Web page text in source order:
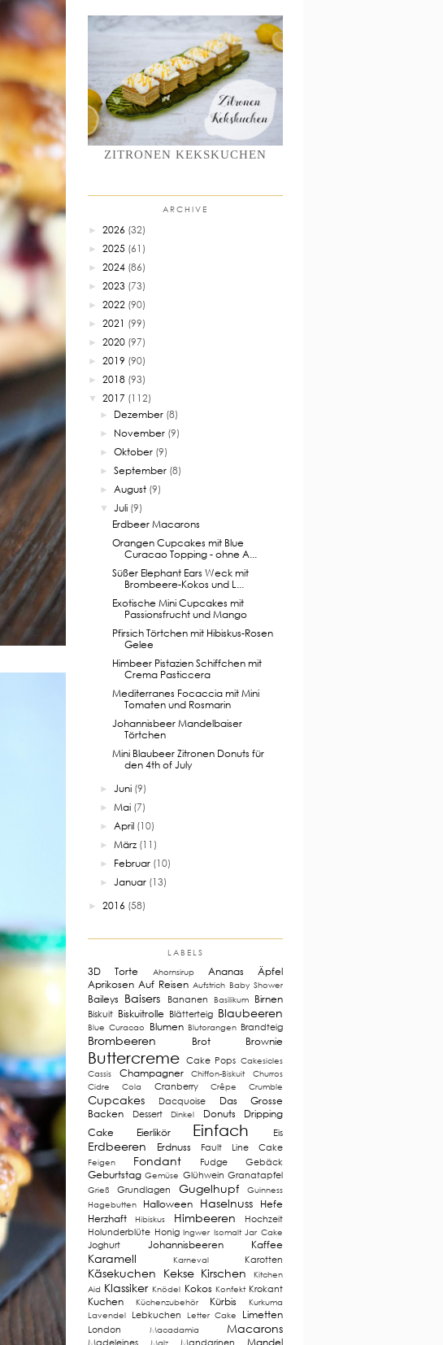
ZITRONEN KEKSKUCHEN
ARCHIVE
► 2026 (32)
► 2025 (61)
► 2024 (86)
► 2023 (73)
► 2022 (90)
► 2021 (99)
► 2020 (97)
► 2019 (90)
► 2018 (93)
▼ 2017 (112)
► Dezember (8)
► November (9)
►Oktober (9)
►September (8)
►August (9)
▼ Juli (9)
Erdbeer Macarons
Orangen Cupcakes mit Blue
Curacao Topping - ohne A...
Süßer Elephant Ears Weck mit
Brombeere-Kokos und L...
Exotische Mini Cupcakes mit
Passionsfrucht und Mango
Pfirsich Törtchen mit Hibiskus-Rosen
Gelee
Himbeer Pistazien Schiffchen mit
Crema Pasticcera
Mediterranes Focaccia mit Mini
Tomaten und Rosmarin
Johannisbeer Mandelbaiser
Törtchen
Mini Blaubeer Zitronen Donuts für
den 4th of July
►Juni (9)
►Mai (7)
►April (10)
►März (11)
► Februar (10)
►Januar (13)
► 2016 (58)
LABELS
3D Torte Ahornsirup Ananas
Äpfel
Aprikosen Auf Reisen Aufstrich Baby Shower
Baileys Baisers Bananen Basilikum Birnen
Biskuit Biskuitrolle Blätterteig Blaubeeren
Blue Curacao Blumen Blutorangen Brandteig
Brombeeren Brot Brownie
Buttercreme Cake Pops Cakesicles
Cassis
Champagner Chiffon-Biskuit
Churros
Cidre
Cola Cranberry Crêpe Crumble
Cupcakes Dacquoise
Das Grosse
Backen
Dessert Dinkel Donuts
Dripping
Cake
Eierlikör Einfach Eis
Erdbeeren Erdnuss Fault Line Cake
Feigen Fondant Fudge Gebäck
Geburtstag Gemüse Glühwein Granatapfel
Grieß Grundlagen Gugelhupf
Guinness
Hagebutten
Halloween Haselnuss
Hefe
Herzhaft
Hibiskus Himbeeren
Hochzeit
Holunderblüte Honig Ingwer Isomalt Jar Cake
Joghurt Johannisbeeren Kaffee
Karamell Karneval Karotten
Käsekuchen Kekse Kirschen
Kitchen
Aid Klassiker Knödel Kokos Konfekt Krokant
Kuchen Küchenzubehör Kürbis
Kurkuma
Lavendel
Lebkuchen Letter Cake Limetten
London Macadamia Macarons
Madeleines Malz Mandarinen Mandel